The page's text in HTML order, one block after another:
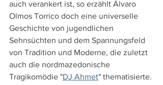
auch verankert ist, so erzählt Álvaro
Olmos Torrico doch eine universelle
Geschichte von jugendlichen
Sehnsüchten und dem Spannungsfeld
von Tradition und Moderne, die zuletzt
auch die nordmazedonische
Tragikomödie "DJ Ahmet" thematisierte.